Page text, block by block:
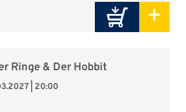
+
Ringe & Der Hobbit
| 20:00